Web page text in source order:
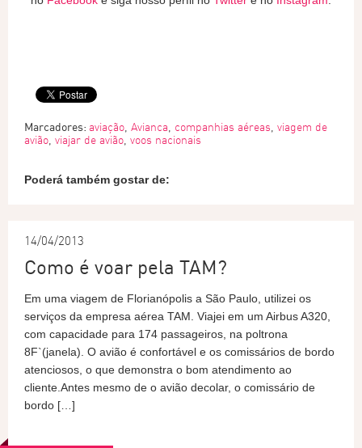
Marcadores: aviação, Avianca, companhias aéreas, viagem de
avião, viajar de avião, voos nacionais
Poderá também gostar de:
14/04/2013
Como é voar pela TAM?
Em uma viagem de Florianópolis a São Paulo, utilizei os
serviços da empresa aérea TAM. Viajei em um Airbus A320,
com capacidade para 174 passageiros, na poltrona
8F`(janela). O avião é confortável e os comissários de bordo
atenciosos, o que demonstra o bom atendimento ao
cliente.Antes mesmo de o avião decolar, o comissário de
bordo […]